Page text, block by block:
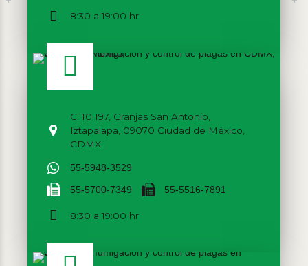
8:30 a 19:00 hr
C. 10 197, Granjas San Antonio,
Iztapalapa, 09070 Ciudad de México,
CDMX
55-5948-3529
55-5700-7349 55-5516-7891
8:30 a 19:00 hr